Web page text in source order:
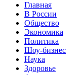
Главная
В России
Общество
Экономика
Политика
Шоу-бизнес
Наука
Здоровье